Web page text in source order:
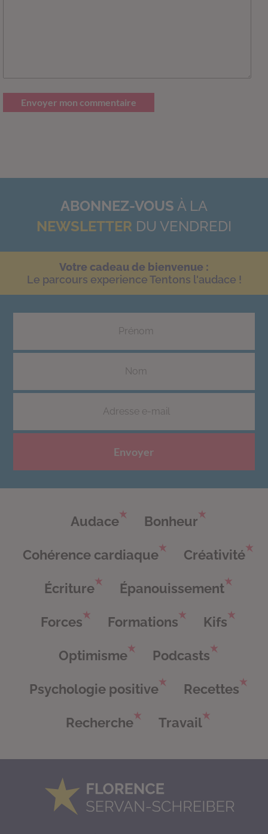
Envoyer mon commentaire
ABONNEZ-VOUS À LA
NEWSLETTER DU VENDREDI
Votre cadeau de bienvenue :
Le parcours experience Tentons l'audace !
Envoyer
Audace Bonheur
Cohérence cardiaque Créativité
Écriture Épanouissement
Forces Formations Kifs
Optimisme Podcasts
Psychologie positive Recettes
Recherche Travail